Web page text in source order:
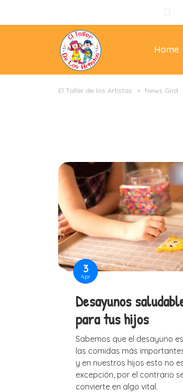
Home
El Taller de los Artistas > News Grid
3
Apr
Desayunos
para tus hijos
Sabemos que el desayuno
las comidas más
y en nuestros hijos esto no
excepción, por el contrario
convierte en algo vital.